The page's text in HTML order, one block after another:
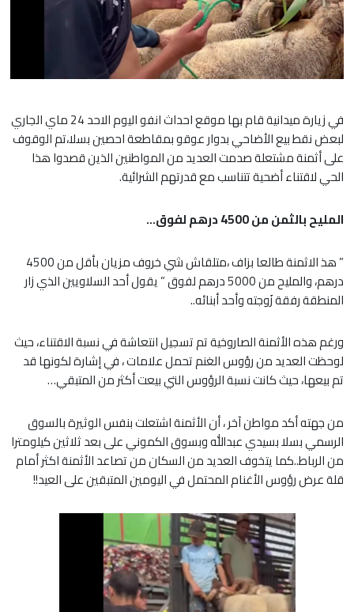
في زيارة ميدانية قام بها موقع احداث انفو اليوم الاحد 24 ماي الجاري
لبعض نقط بيع الأضاحي بدوار عوقو بمقاطعة احصين بسلا،تم الوقوف
على أثمنة مشتعلة صدمت العديد من المواطنين الذين قصدوا هذا
الحي لاقتناء أضحية تتناسب مع قدرتهم الشرائية.
المليح بالثمن من 4500 درهم لفوق…
” هذ الاثمنة طالعا بزاف ،متلقاش شي خروف مزيان بأقل من 4500
درهم، والمليح من 5000 درهم لفوق ” يقول أحد السلاويين الذي زار
المنطقة رفقة زَوجته وأحد أبنائه..
ورغم هذه الأثمنة الصاروخية تم تسجيل انتعاشة في نسبة الاقتناء، حيث
لوحظت العديد من رؤوس الغنم تحمل علامات ، في إشارة لكونها قد
تم بيعها، حيث كانت نسبة الرؤوس التي بيعت أكثر من المتبقي…
من جهته أكد مواطن آخر ، أن الأثمنة اشتعلت بنفس الوثيرة بالسوق
الرسمي بسلا بسيدي عبدالله وبسوق الكموني على بعد ثلاثين كيلومترا
من الرباط..كما يتخوف العديد من السكان من تصاعد الأثمنة اكثر أمام
قلة عرض رؤوس الأغنام المحتمل في اليومين المتبقين على العيد!!